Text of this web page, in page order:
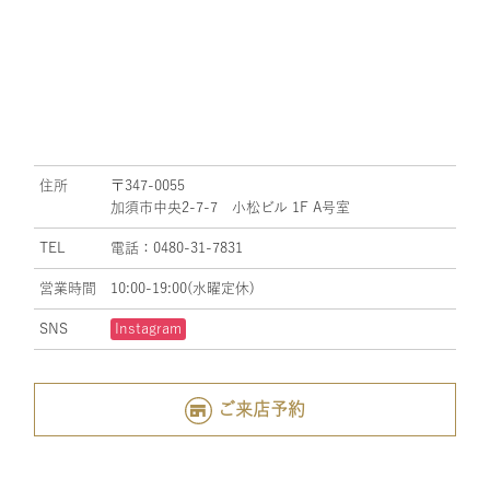
住所
〒347-0055
加須市中央2-7-7 小松ビル 1F A号室
TEL 電話：0480-31-7831
営業時間 10:00-19:00(水曜定休)
SNS Instagram
ご来店予約